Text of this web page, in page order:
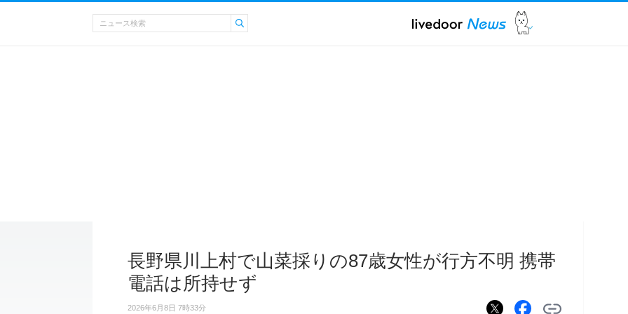
長野県川上村で山菜採りの87歳女性が行方不明 携帯
電話は所持せず
2026年6月8日 7時33分